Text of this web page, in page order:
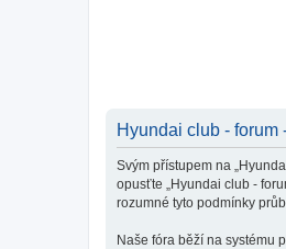
Hyundai club -
Svým přístupem na
opusťte „Hyundai club -
rozumné tyto podmínky
Naše fóra běží na systému